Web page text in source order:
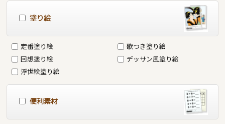
塗り絵
定番塗り絵
歌つき塗り絵
回想塗り絵
デッサン風塗り絵
浮世絵塗り絵
便利素材